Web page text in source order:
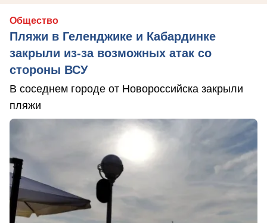
Общество
Пляжи в Геленджике и Кабардинке
закрыли из-за возможных атак со
стороны ВСУ
В соседнем городе от Новороссийска закрыли
пляжи